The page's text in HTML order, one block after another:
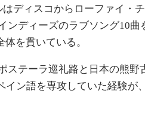
ディスコからローファイ・
ディーズのラブソング10曲
を貫いている。
ステーラ巡礼路と日本の熊
ン語を専攻していた経験が